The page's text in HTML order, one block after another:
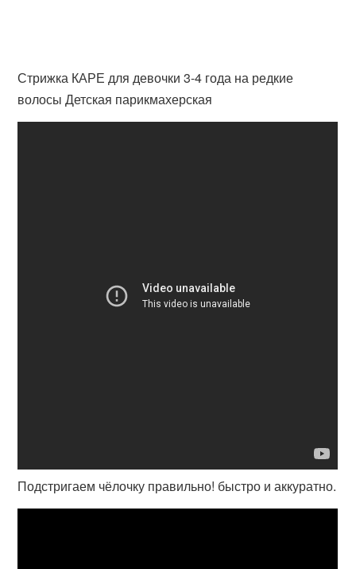
Стрижка КАРЕ для девочки 3-4 года на редкие
волосы Детская парикмахерская
Подстригаем чёлочку правильно! быстро и аккуратно.